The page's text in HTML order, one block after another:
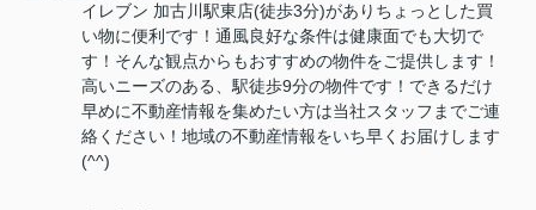
イレブン 加古川駅東店(徒歩3分)がありちょっとした買
い物に便利です！通風良好な条件は健康面でも大切で
す！そんな観点からもおすすめの物件をご提供します！
高いニーズのある、駅徒歩9分の物件です！できるだけ
早めに不動産情報を集めたい方は当社スタッフまでご連
絡ください！地域の不動産情報をいち早くお届けします
(^^)